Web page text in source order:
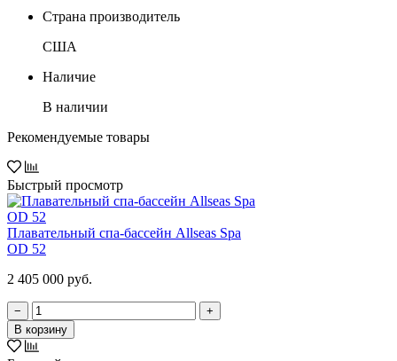
Страна производитель
США
Наличие
В наличии
Рекомендуемые товары
Быстрый просмотр
Плавательный спа-бассейн Allseas Spa
OD 52
2 405 000 руб.
−
+
В корзину